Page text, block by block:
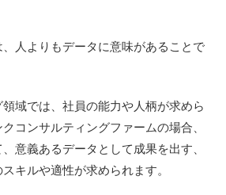
人よりもデータに意味があることで
域では、社員の能力や人柄が求めら
コンサルティングファームの場合、
意義あるデータとして成果を出す、
キルや適性が求められます。